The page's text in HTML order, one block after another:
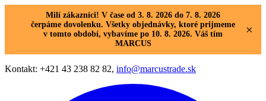
Milí zákazníci! V čase od 3. 8. 2026 do 7. 8. 2026
čerpáme dovolenku. Všetky objednávky, ktoré prijmeme
v tomto období, vybavíme po 10. 8. 2026. Váš tím
MARCUS
×
Kontakt: +421 43 238 82 82, info@marcustrade.sk